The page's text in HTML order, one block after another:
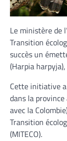
Le ministère de
Transition
succès un
(Harpia
Cette initiative
dans la
avec la
Transition
(MITECO).